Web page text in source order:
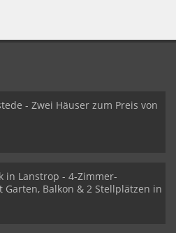
- Zwei Häuser zum Preis von
in Lanstrop - 4-Zimmer-
Garten, Balkon & 2 Stellplätzen in